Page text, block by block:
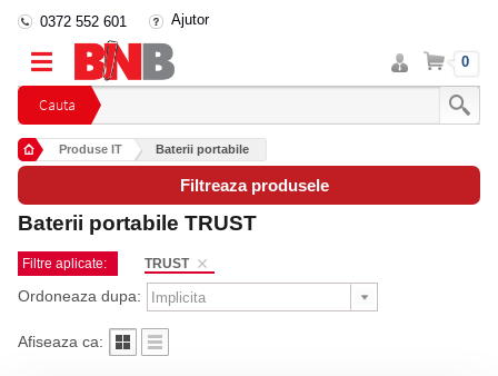
Cauta
0372 552 601 Ajutor
Intra
in
cont
Cos 0
Produse IT Baterii portabile
Filtreaza produsele
Baterii portabile TRUST
Filtre aplicate: TRUST
Ordoneaza dupa:
Afiseaza ca: